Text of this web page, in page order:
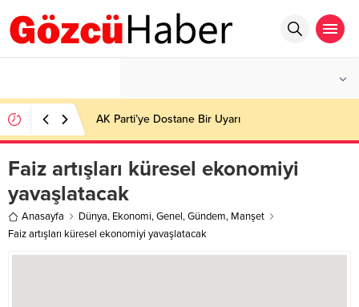
AK Parti’ye Dostane Bir Uyarı
Faiz artışları küresel ekonomiyi
yavaşlatacak
Anasayfa Dünya, Ekonomi,Genel,Gündem, Manşet
Faiz artışları küresel ekonomiyi yavaşlatacak